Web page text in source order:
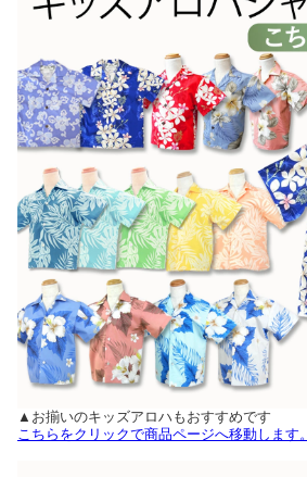
▲お揃いのキッズアロハもおすすめです
こちらをクリックで商品ページへ移動します。